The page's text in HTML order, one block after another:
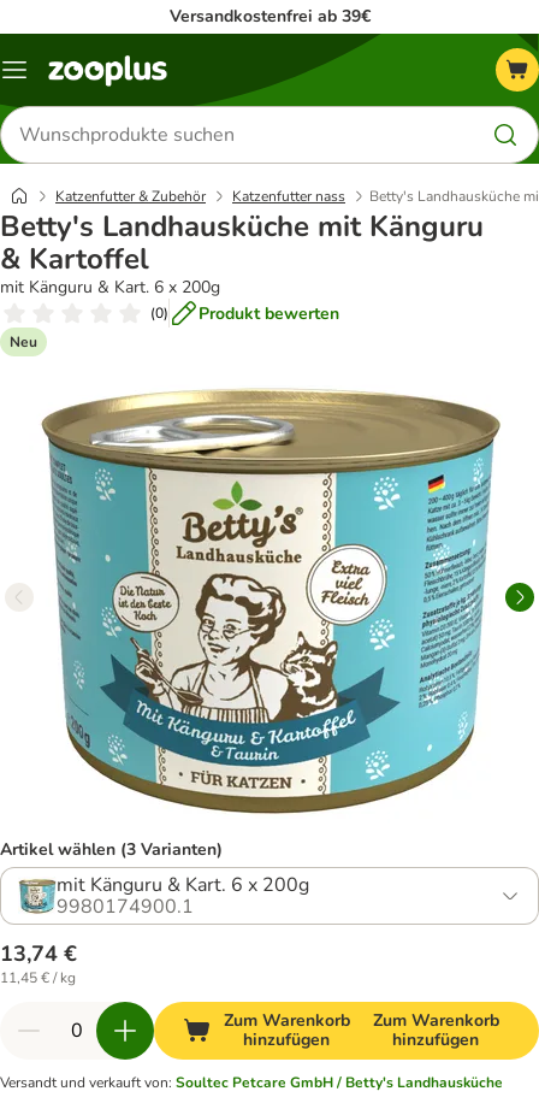
Versandkostenfrei ab 39€
Menü
Produkte
suchen
Katzenfutter & Zubehör Katzenfutter nass Betty's Landhausküche
Betty's Landhausküche mit Känguru
& Kartoffel
mit Känguru & Kart. 6 x 200g
(0) Produkt bewerten
Neu
Artikel wählen (3 Varianten)
mit Känguru & Kart. 6 x 200g
9980174900.1
13,74 €
11,45 € / kg
Zum Warenkorb
hinzufügen
Zum Warenkorb
hinzufügen
Versandt und verkauft von: Soultec Petcare GmbH / Betty's Landhausküche